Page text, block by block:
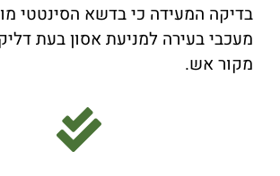
בדיקה המעידה כי בדשא הסינטטי
מעכבי בעירה למניעת אסון בעת
מקור אש.